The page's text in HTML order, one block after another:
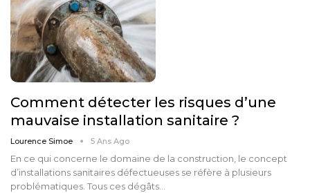
Comment détecter les risques d’une
mauvaise installation sanitaire ?
Lourence Simoe 5 Ans Ago
En ce qui concerne le domaine de la construction, le concept
d’installations sanitaires défectueuses se réfère à plusieurs
problématiques. Tous ces dégâts…